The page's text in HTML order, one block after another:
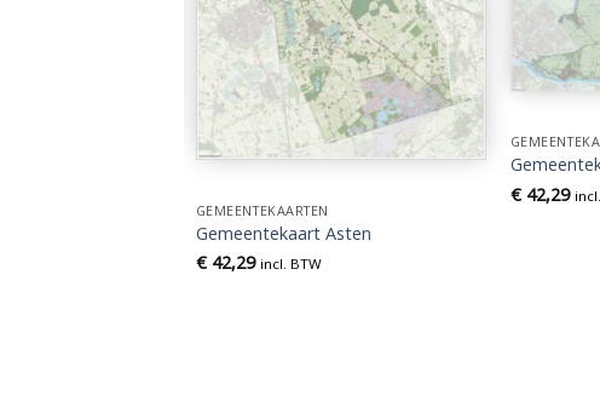
GEMEENTEKAARTEN
Gemeentekaart Asten
€42,29 incl. BTW
€42,29